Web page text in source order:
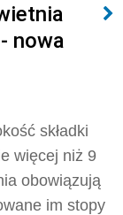
nowa
składki
więcej niż 9
obowiązują
im stopy